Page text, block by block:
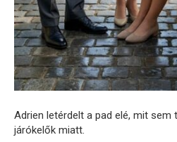
Adrien letérdelt a pad elé, mit
járókelők miatt.